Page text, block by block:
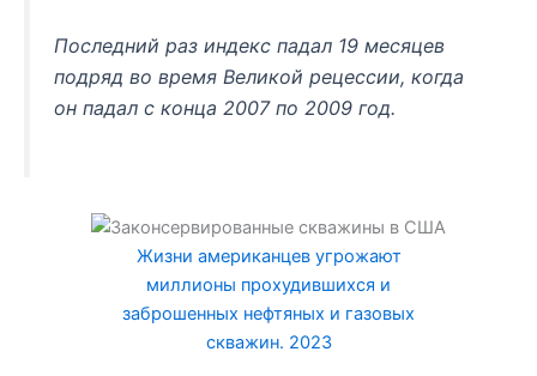
Последний раз индекс падал 19 месяцев
подряд во время Великой рецессии, когда
он падал с конца 2007 по 2009 год.
Жизни американцев угрожают
миллионы прохудившихся и
заброшенных нефтяных и газовых
скважин. 2023